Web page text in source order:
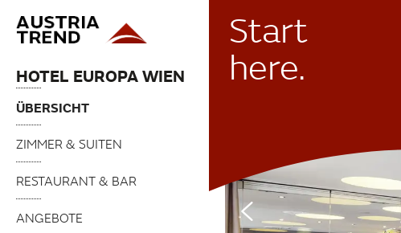
HOTEL EUROPA WIEN
ÜBERSICHT
ZIMMER & SUITEN
RESTAURANT & BAR
ANGEBOTE
Start
here.